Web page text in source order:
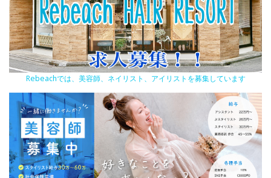
Rebeachでは、美容師、ネイリスト、アイリストを募集しています